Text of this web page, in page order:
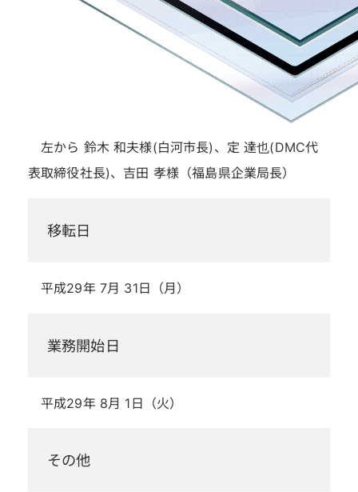
左から 鈴木 和夫様(白河市長)、定 達也(DMC代
表取締役社長)、吉田 孝様（福島県企業局長）
移転日
平成29年 7月 31日（月）
業務開始日
平成29年 8月 1日（火）
その他